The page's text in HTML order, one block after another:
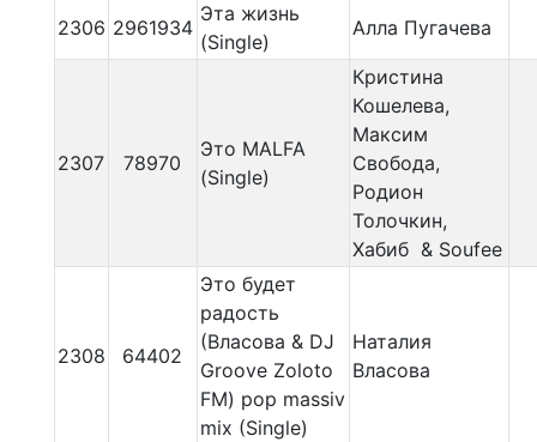
2306 2961934
Эта жизнь
(Single)
Алла Пугачева
2307 78970
Это MALFA
(Single)
Кристина
Кошелева,
Максим
Свобода,
Родион
Толочкин,
Хабиб & Soufee
2308 64402
Это будет
радость
(Власова & DJ
Groove Zoloto
FM) pop massiv
mix (Single)
Наталия
Власова